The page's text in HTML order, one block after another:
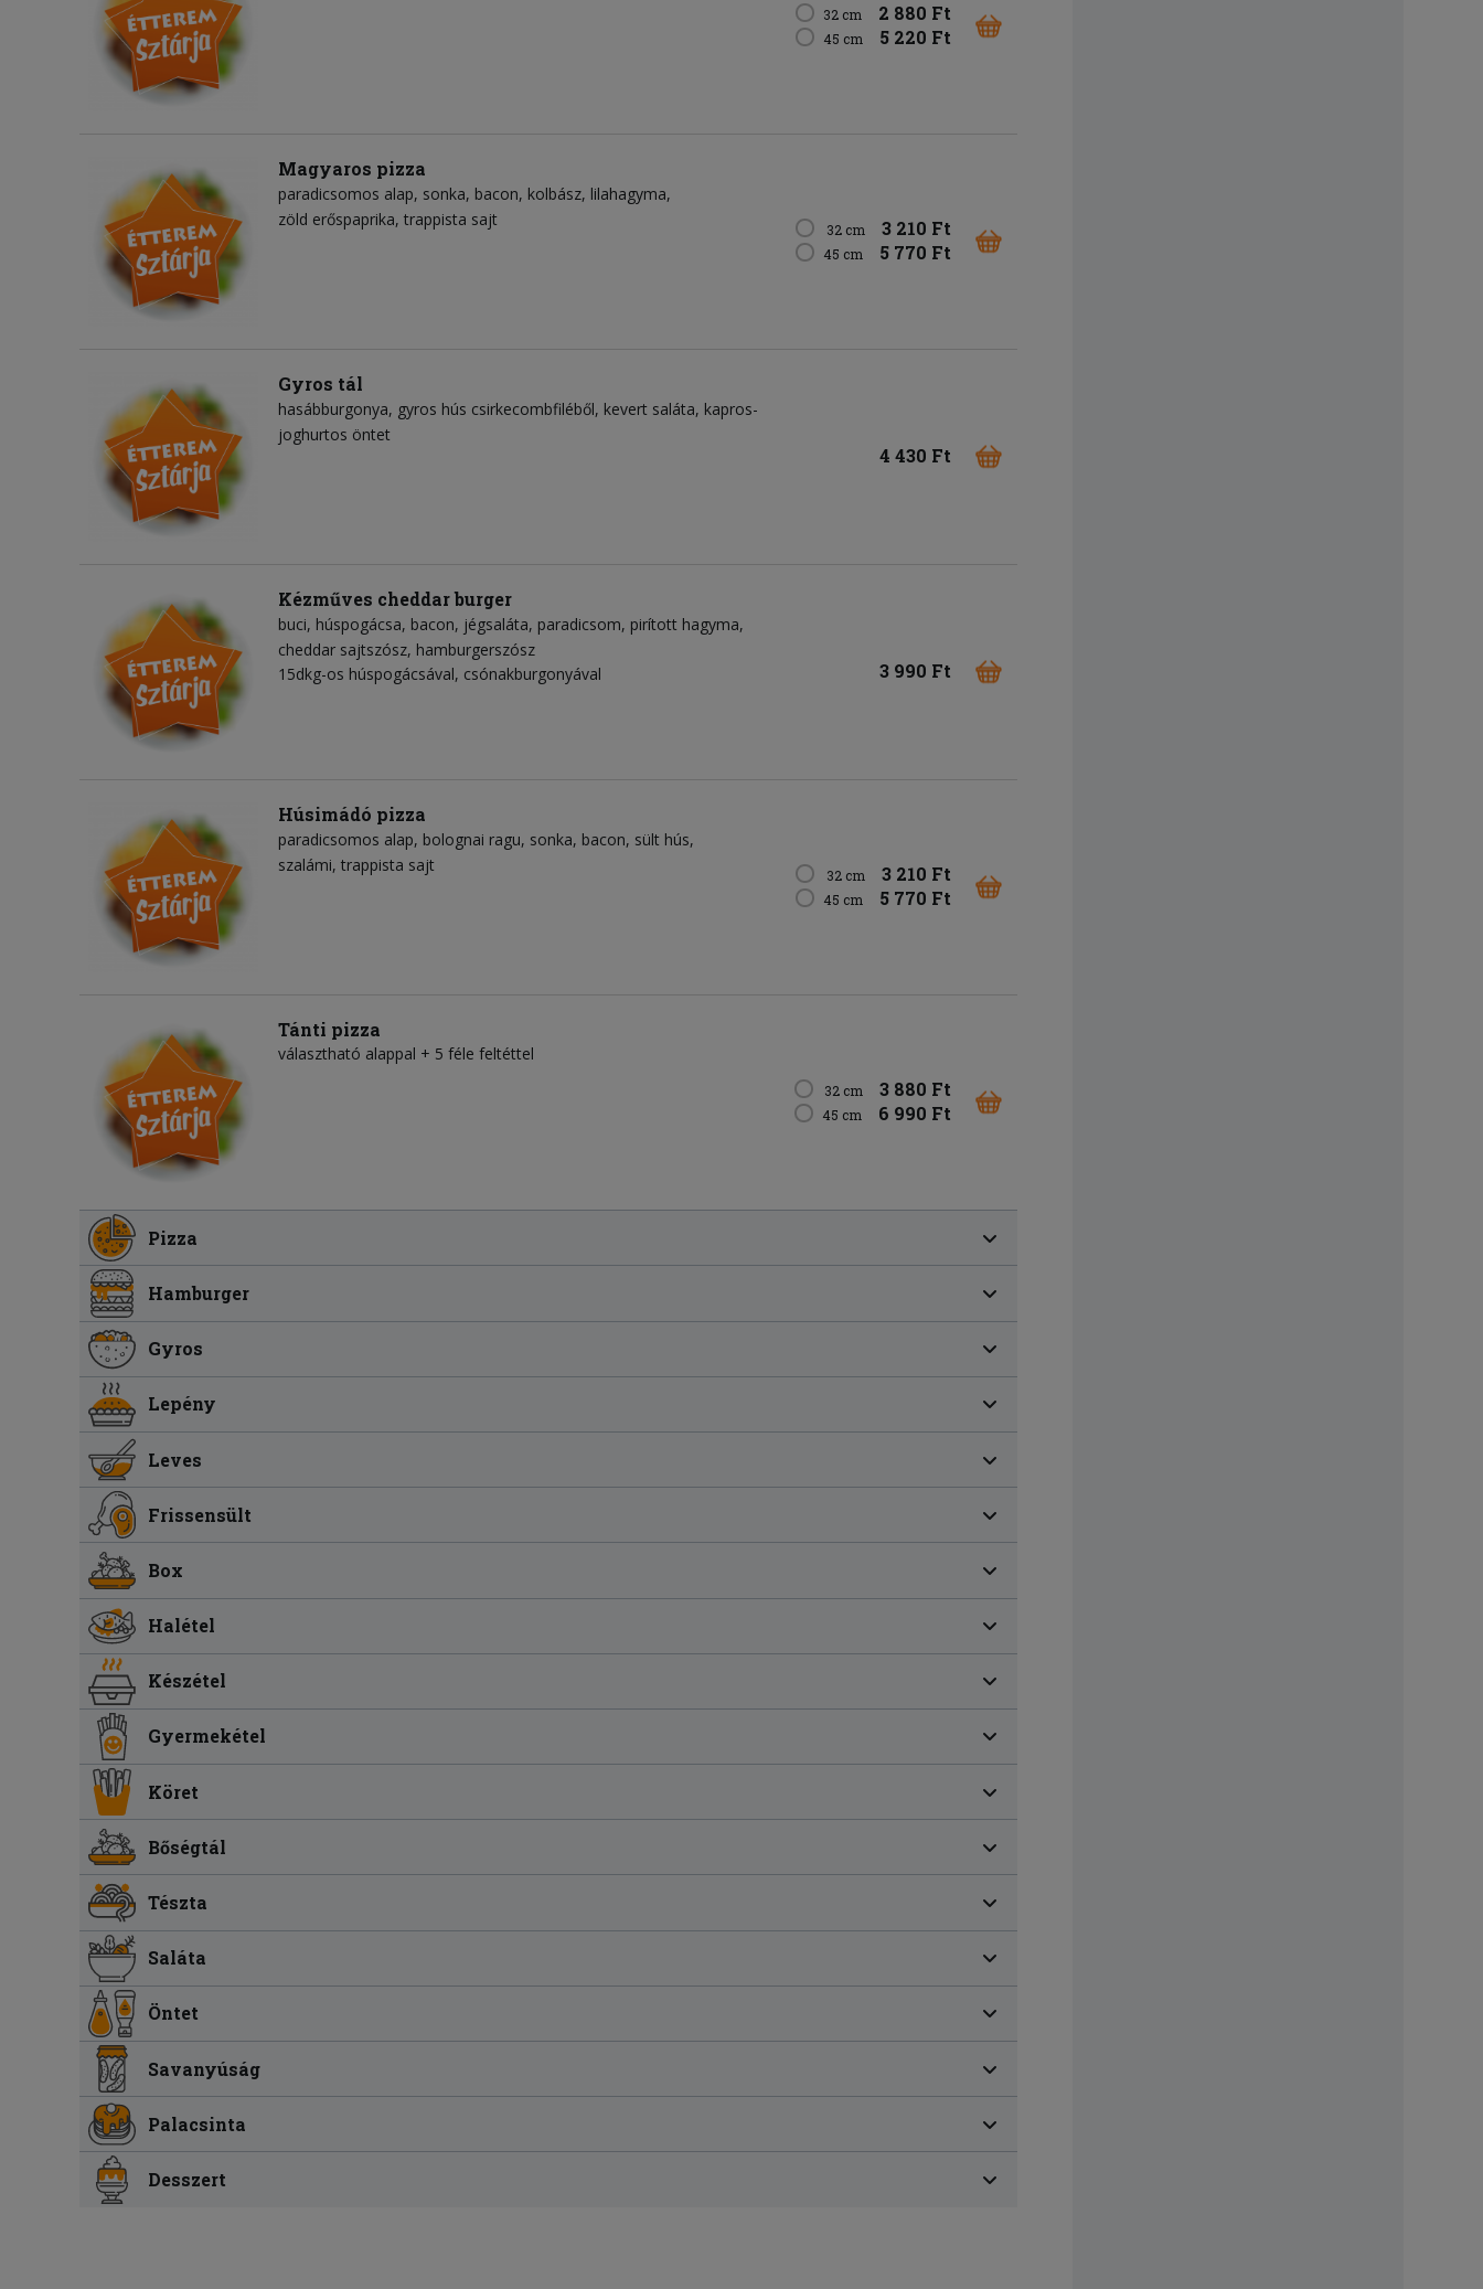
32 cm 2 880 Ft
45 cm 5 220 Ft
Magyaros pizza
paradicsomos alap sonka bacon kolbász lilahagyma
zöld erőspaprika trappista sajt 32 cm 3 210 Ft
45 cm 5 770 Ft
Gyros tál
hasábburgonya gyros hús csirkecombfiléből kevert saláta kapros-
joghurtos öntet
4 430 Ft
Kézműves cheddar burger
buci húspogácsa bacon jégsaláta paradicsom pirított hagyma
cheddar sajtszósz hamburgerszósz
15dkg-os húspogácsával, csónakburgonyával
3 990 Ft
Húsimádó pizza
paradicsomos alap bolognai ragu sonka bacon sült hús
szalámi trappista sajt 32 cm 3 210 Ft
45 cm 5 770 Ft
Tánti pizza
választható alappal + 5 féle feltéttel
32 cm 3 880 Ft
45 cm 6 990 Ft
Pizza
Hamburger
Gyros
Lepény
Leves
Frissensült
Box
Halétel
Készétel
Gyermekétel
Köret
Bőségtál
Tészta
Saláta
Öntet
Savanyúság
Palacsinta
Desszert